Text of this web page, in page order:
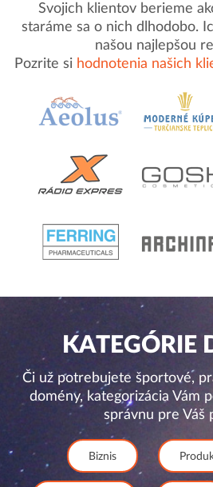
Svojich klientov berieme
staráme sa o nich dlhodobo.
našou najlepšou
Pozrite si hodnotenia našich
KATEGÓRIE
Či už potrebujete športové,
domény, kategorizácia Vám
správnu pre Váš
Biznis